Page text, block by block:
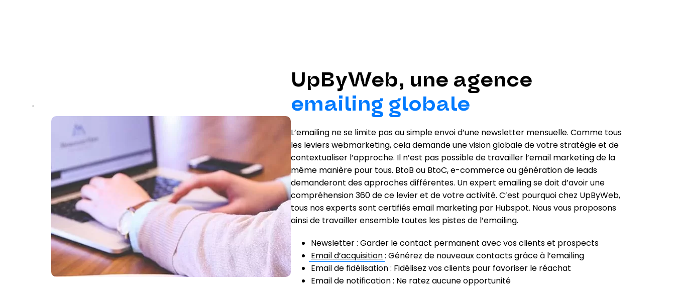
UpByWeb, une agence
emailing globale
L’emailing ne se limite pas au simple envoi d’une newsletter mensuelle. Comme tous
les leviers webmarketing, cela demande une vision globale de votre stratégie et de
contextualiser l’approche. Il n’est pas possible de travailler l’email marketing de la
même manière pour tous. BtoB ou BtoC, e-commerce ou génération de leads
demanderont des approches différentes. Un expert emailing se doit d’avoir une
compréhension 360 de ce levier et de votre activité. C’est pourquoi chez UpByWeb,
tous nos experts sont certifiés email marketing par Hubspot. Nous vous proposons
ainsi de travailler ensemble toutes les pistes de l’emailing.
Newsletter : Garder le contact permanent avec vos clients et prospects
Email d’acquisition: Générez de nouveaux contacts grâce à l’emailing
Email de fidélisation : Fidélisez vos clients pour favoriser le réachat
Email de notification : Ne ratez aucune opportunité